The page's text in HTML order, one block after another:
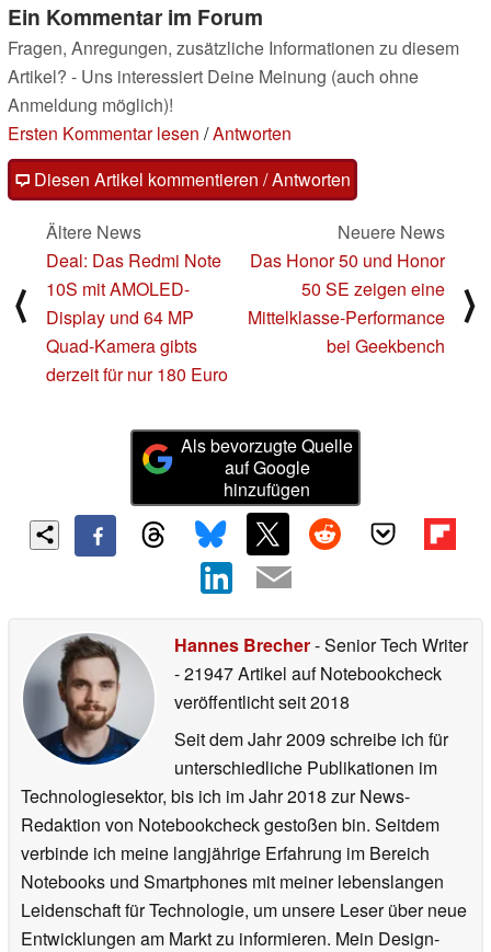
Ein Kommentar im Forum
Fragen, Anregungen, zusätzliche Informationen zu diesem
Artikel? - Uns interessiert Deine Meinung (auch ohne
Anmeldung möglich)!
Ersten Kommentar lesen /Antworten
Diesen Artikel kommentieren / Antworten
⟨
Ältere News
Deal: Das Redmi Note
10S mit AMOLED-
Display und 64 MP
Quad-Kamera gibts
derzeit für nur 180 Euro
Neuere News
Das Honor 50 und Honor
50 SE zeigen eine
Mittelklasse-Performance
bei Geekbench
⟩
Als bevorzugte Quelle
auf Google
hinzufügen
Hannes Brecher- Senior Tech Writer
- 21947 Artikel auf Notebookcheck
veröffentlichtseit 2018
Seit dem Jahr 2009 schreibe ich für
unterschiedliche Publikationen im
Technologiesektor, bis ich im Jahr 2018 zur News-
Redaktion von Notebookcheck gestoßen bin. Seitdem
verbinde ich meine langjährige Erfahrung im Bereich
Notebooks und Smartphones mit meiner lebenslangen
Leidenschaft für Technologie, um unsere Leser über neue
Entwicklungen am Markt zu informieren. Mein Design-